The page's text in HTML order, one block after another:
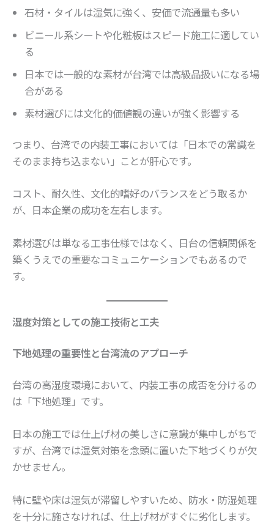
石材・タイルは湿気に強く、安価で流通量も多い
ビニール系シートや化粧板はスピード施工に適してい
る
日本では一般的な素材が台湾では高級品扱いになる場
合がある
素材選びには文化的価値観の違いが強く影響する
つまり、台湾での内装工事においては「日本での常識を
そのまま持ち込まない」ことが肝心です。
コスト、耐久性、文化的嗜好のバランスをどう取るか
が、日本企業の成功を左右します。
素材選びは単なる工事仕様ではなく、日台の信頼関係を
築くうえでの重要なコミュニケーションでもあるので
す。
湿度対策としての施工技術と工夫
下地処理の重要性と台湾流のアプローチ
台湾の高湿度環境において、内装工事の成否を分けるの
は「下地処理」です。
日本の施工では仕上げ材の美しさに意識が集中しがちで
すが、台湾では湿気対策を念頭に置いた下地づくりが欠
かせません。
特に壁や床は湿気が滞留しやすいため、防水・防湿処理
を十分に施さなければ、仕上げ材がすぐに劣化します。